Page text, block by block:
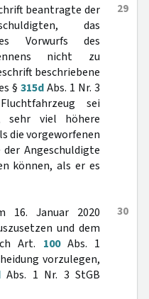
29
beantragte der
das
Vorwurfs des
nicht zu
beschriebene
§ 315dAbs. 1 Nr. 3
sei
sehr viel höhere
die vorgeworfenen
Angeschuldigte
können, als er es
30
16. Januar 2020
und dem
Art. 100Abs. 1
vorzulegen,
Abs. 1 Nr. 3 StGB